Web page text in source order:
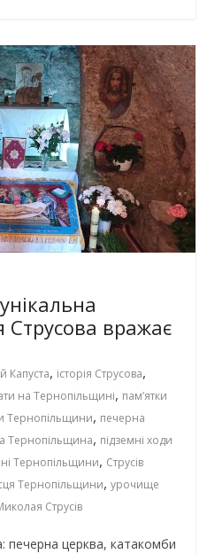
Струсова вражає
Капуста, історія Струсова,
на Тернопільщині, пам’ятки
Тернопільщини, печерна
Тернопільщина, підземні ходи
Тернопільщини, Струсів
Тернопільщини,урочище
Струсів
печерна церква, катакомби